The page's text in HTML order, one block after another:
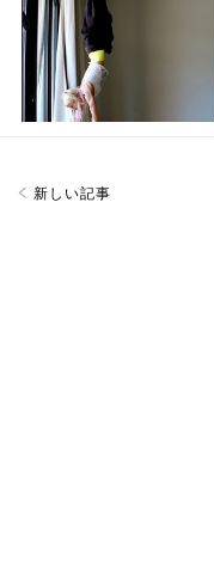
新しい記事